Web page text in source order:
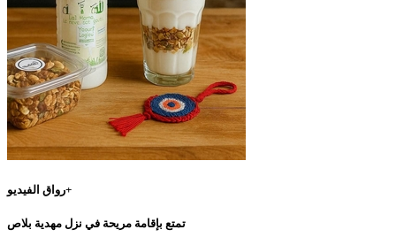
رواق الفيديو+
تمتع بإقامة مريحة في نزل مهدية بلاص